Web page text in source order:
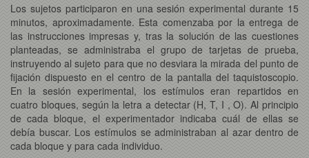
Los sujetos participaron en una sesión experimental durante 15
minutos, aproximadamente. Esta comenzaba por la entrega de
las instrucciones impresas y, tras la solución de las cuestiones
planteadas, se administraba el grupo de tarjetas de prueba,
instruyendo al sujeto para que no desviara la mirada del punto de
fijación dispuesto en el centro de la pantalla del taquistoscopio.
En la sesión experimental, los estímulos eran repartidos en
cuatro bloques, según la letra a detectar (H, T, I , O). Al principio
de cada bloque, el experimentador indicaba cuál de ellas se
debía buscar. Los estímulos se administraban al azar dentro de
cada bloque y para cada individuo.